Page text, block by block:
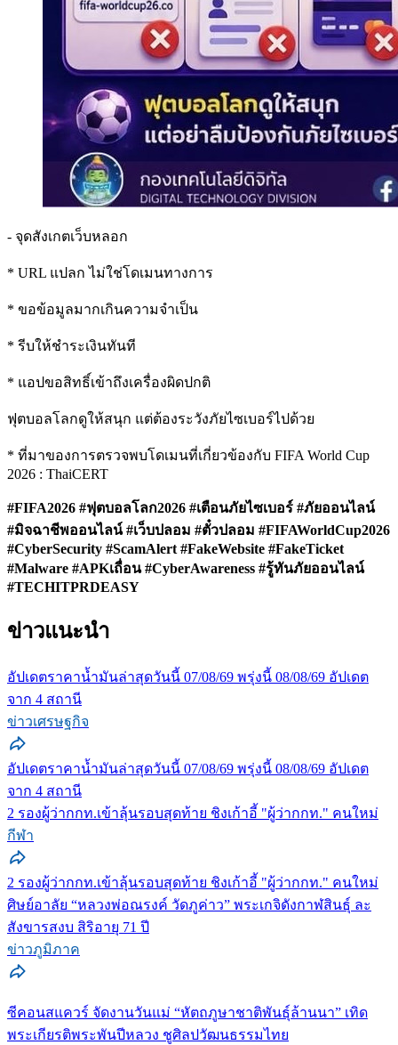
- จุดสังเกตเว็บหลอก
* URL แปลก ไม่ใช่โดเมนทางการ
* ขอข้อมูลมากเกินความจำเป็น
* รีบให้ชำระเงินทันที
* แอปขอสิทธิ์เข้าถึงเครื่องผิดปกติ
ฟุตบอลโลกดูให้สนุก แต่ต้องระวังภัยไซเบอร์ไปด้วย
* ที่มาของการตรวจพบโดเมนที่เกี่ยวข้องกับ FIFA World Cup
2026 : ThaiCERT
#FIFA2026 #ฟุตบอลโลก2026 #เตือนภัยไซเบอร์ #ภัยออนไลน์
#มิจฉาชีพออนไลน์ #เว็บปลอม #ตั๋วปลอม #FIFAWorldCup2026
#CyberSecurity #ScamAlert #FakeWebsite #FakeTicket
#Malware #APKเถื่อน #CyberAwareness #รู้ทันภัยออนไลน์
#TECHITPRDEASY
ข่าวแนะนำ
อัปเดตราคาน้ำมันล่าสุดวันนี้ 07/08/69 พรุ่งนี้ 08/08/69 อัปเดต
จาก 4 สถานี
ข่าวเศรษฐกิจ
อัปเดตราคาน้ำมันล่าสุดวันนี้ 07/08/69 พรุ่งนี้ 08/08/69 อัปเดต
จาก 4 สถานี
2 รองผู้ว่ากกท.เข้าลุ้นรอบสุดท้าย ชิงเก้าอี้ "ผู้ว่ากกท." คนใหม่
กีฬา
2 รองผู้ว่ากกท.เข้าลุ้นรอบสุดท้าย ชิงเก้าอี้ "ผู้ว่ากกท." คนใหม่
ศิษย์อาลัย “หลวงพ่อณรงค์ วัดภูค่าว” พระเกจิดังกาฬสินธุ์ ละ
สังขารสงบ สิริอายุ 71 ปี
ข่าวภูมิภาค
ซีคอนสแควร์ จัดงานวันแม่ “หัตถภูษาชาติพันธุ์ล้านนา” เทิด
พระเกียรติพระพันปีหลวง ชูศิลปวัฒนธรรมไทย